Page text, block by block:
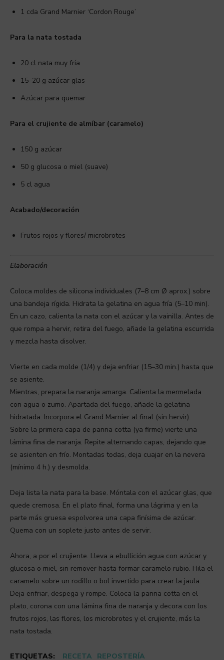
1 cda Grand Marnier ‘Cordon Rouge’
Para la nata tostada
20 cl nata muy fría
15–20 g azúcar glas
Azúcar para quemar
Para el crujiente de almíbar (caramelo)
150 g azúcar
50 g glucosa o miel (suave)
5 cl agua
Acabado/decoración
Frutos rojos y flores/ microbrotes
Elaboración
Coloca moldes de silicona individuales (7–8 cm Ø aprox.) sobre
una bandeja rígida. Hidrata la gelatina en agua fría (5–10 min).
En un cazo, calienta la nata con el azúcar y la vainilla. Antes de
que rompa a hervir, retira del fuego, añade la gelatina escurrida
y mezcla hasta disolver.
Vierte en cada molde (1/4) y deja enfriar (15–30 min.) hasta que
se asiente.
Mientras, prepara la naranja amarga. Calienta la mermelada
con agua o zumo. Apartada del fuego, añade la gelatina
hidratada. Incorpora el Grand Marnier al final (sin hervir).
Sobre la primera capa de panna cotta (ya firme) vierte una
lámina fina de naranja. Repite alternando capas, dejando que
se asienten en frío. Montadas todas, deja cuajar en la nevera
(mínimo 4 h.) y desmolda.
Deja lista la nata para la base. Móntala con el azúcar glas, que
quede cremosa. En el plato final, forma una lágrima y en la
parte más gruesa espolvorea una capa finísima de azúcar.
Quema con un soplete justo antes de servir.
Ahora, a por el crujiente. Lleva a ebullición agua con azúcar y
glucosa o miel, sin remover hasta formar caramelo rubio. Hila el
caramelo sobre un rodillo o bol invertido para crear la jaula.
Deja enfriar, despega y rompe. Coloca la panna cotta en el
plato, corona con una lámina fina de naranja y decora con los
frutos rojos, las flores, los microbrotes y el crujiente, más la
nata tostada.
ETIQUETAS: RECETA REPOSTERÍA